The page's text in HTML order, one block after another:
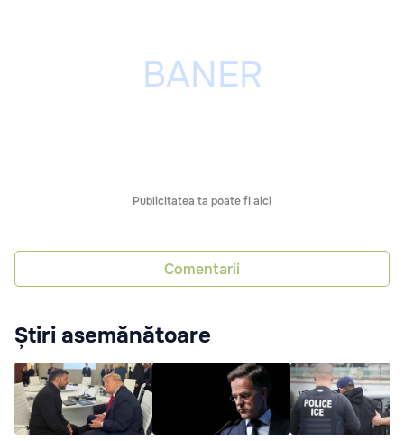
Publicitatea ta poate fi aici
Comentarii
Știri asemănătoare